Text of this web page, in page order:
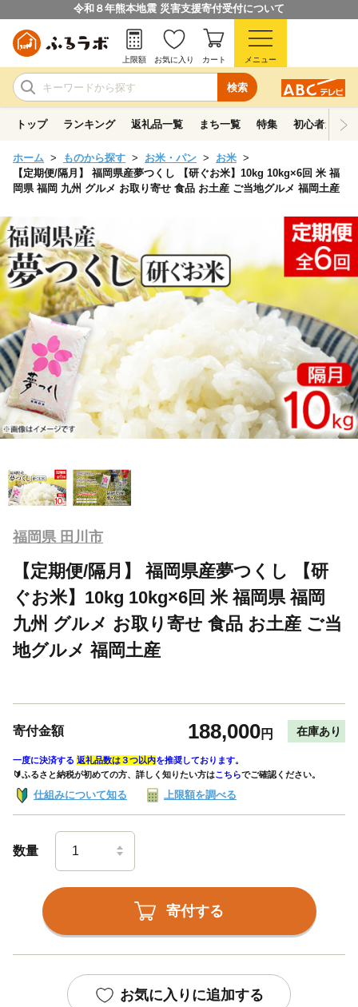
令和８年熊本地震 災害支援寄付受付について
検索
上限額 お気に入り カート メニュー
トップ ランキング 返礼品一覧 まち一覧 特集 初心者ガイド
ホーム ものから探す お米・パン
お米
【定期便/隔月】 福岡県産夢つくし 【研ぐお米】10kg 10kg×6回 米 福
岡県 福岡 九州 グルメ お取り寄せ 食品 お土産 ご当地グルメ 福岡土産
福岡県 田川市
【定期便/隔月】 福岡県産夢つくし 【研
ぐお米】10kg 10kg×6回 米 福岡県 福岡
九州 グルメ お取り寄せ 食品 お土産 ご当
地グルメ 福岡土産
寄付金額 188,000円 在庫あり
一度に決済する 返礼品数は３つ以内を推奨しております。
🔰ふるさと納税が初めての方、詳しく知りたい方はこちらでご確認ください。
仕組みについて知る 上限額を調べる
数量
寄付する
お気に入りに追加する